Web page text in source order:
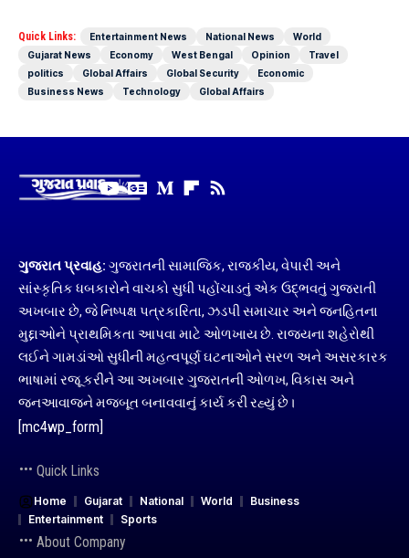
Quick Links: Entertainment News National News
World
Gujarat News
Economy West Bengal Opinion
Travel
politics
Global Affairs Global Security
Economic
Business News
Technology Global Affairs
ગુજરાત પ્રવાહ: ગુજરાતની સામાજિક, રાજકીય, વેપારી અને
સાંસ્કૃતિક ધબકારોને વાચકો સુધી પહોંચાડતું એક ઉદ્ભવતું ગુજરાતી
અખબાર છે, જે નિષ્પક્ષ પત્રકારિતા, ઝડપી સમાચાર અને જનહિતના
મુદ્દાઓને પ્રાથમિકતા આપવા માટે ઓળખાય છે. રાજ્યના શહેરોથી
લઈને ગામડાંઓ સુધીની મહત્વપૂર્ણ ઘટનાઓને સરળ અને અસરકારક
ભાષામાં રજૂ કરીને આ અખબાર ગુજરાતની ઓળખ, વિકાસ અને
જનઆવાજને મજબૂત બનાવવાનું કાર્ય કરી રહ્યું છે।
[mc4wp_form]
Quick Links
Home Gujarat National World
Business
Entertainment
Sports
About Company